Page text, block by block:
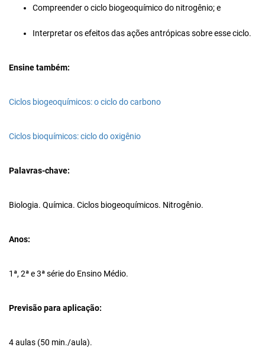
Compreender o ciclo biogeoquímico do nitrogênio; e
Interpretar os efeitos das ações antrópicas sobre esse ciclo.
Ensine também:
Ciclos biogeoquímicos: o ciclo do carbono
Ciclos bioquímicos: ciclo do oxigênio
Palavras-chave:
Biologia. Química. Ciclos biogeoquímicos. Nitrogênio.
Anos:
1ª, 2ª e 3ª série do Ensino Médio.
Previsão para aplicação:
4 aulas (50 min./aula).